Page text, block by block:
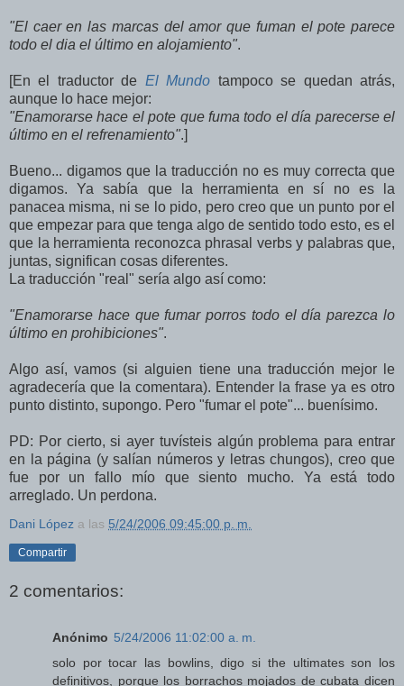
"El caer en las marcas del amor que fuman el pote parece
todo el dia el último en alojamiento".
[En el traductor de El Mundo tampoco se quedan atrás,
aunque lo hace mejor:
"Enamorarse hace el pote que fuma todo el día parecerse el
último en el refrenamiento".]
Bueno... digamos que la traducción no es muy correcta que
digamos. Ya sabía que la herramienta en sí no es la
panacea misma, ni se lo pido, pero creo que un punto por el
que empezar para que tenga algo de sentido todo esto, es el
que la herramienta reconozca phrasal verbs y palabras que,
juntas, significan cosas diferentes.
La traducción "real" sería algo así como:
"Enamorarse hace que fumar porros todo el día parezca lo
último en prohibiciones".
Algo así, vamos (si alguien tiene una traducción mejor le
agradecería que la comentara). Entender la frase ya es otro
punto distinto, supongo. Pero "fumar el pote"... buenísimo.
PD: Por cierto, si ayer tuvísteis algún problema para entrar
en la página (y salían números y letras chungos), creo que
fue por un fallo mío que siento mucho. Ya está todo
arreglado. Un perdona.
Dani López a las 5/24/2006 09:45:00 p. m.
Compartir
2 comentarios:
Anónimo 5/24/2006 11:02:00 a. m.
solo por tocar las bowlins, digo si the ultimates son los
definitivos, porque los borrachos mojados de cubata dicen